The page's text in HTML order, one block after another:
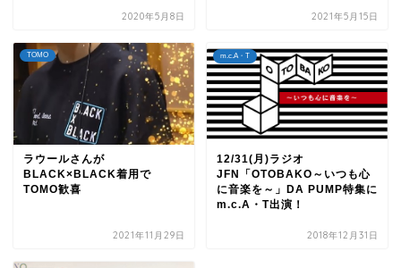
2020年5月8日 2021年5月15日
TOMO
ラウールさんが
BLACK×BLACK着用で
TOMO歓喜
2021年11月29日
m.c.A・T
12/31(月)ラジオ
JFN「OTOBAKO～いつも心
に音楽を～」DA PUMP特集に
m.c.A・T出演！
2018年12月31日